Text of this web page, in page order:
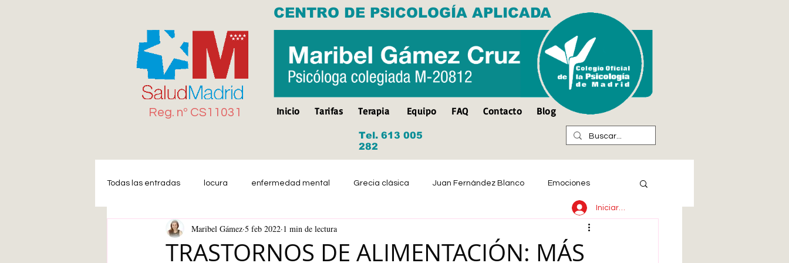
CENTRO DE PSICOLOGÍA APLICADA
Reg. nº CS11031 Inicio Tarifas Terapia Equipo FAQ Contacto Blog
Tel. 613 005
282
Todas las entradas locura enfermedad mental Grecia clásica Juan Fernández Blanco Emociones
Estrés Ansiedad Suicidio
TRASTORNOS DE ALIMENTACIÓN: MÁS
Maribel Gámez 5 feb 2022 1 min de lectura
Iniciar sesión